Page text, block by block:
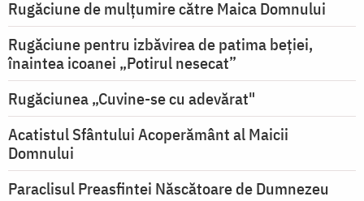
Rugăciune de mulţumire către Maica Domnului
Rugăciune pentru izbăvirea de patima beției,
înaintea icoanei „Potirul nesecat”
Rugăciunea „Cuvine-se cu adevărat"
Acatistul Sfântului Acoperământ al Maicii
Domnului
Paraclisul Preasfintei Născătoare de Dumnezeu